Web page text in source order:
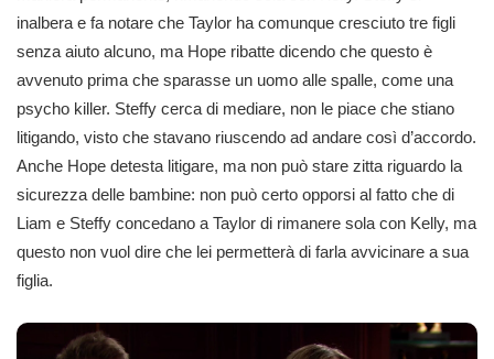
inalbera e fa notare che Taylor ha comunque cresciuto tre figli
senza aiuto alcuno, ma Hope ribatte dicendo che questo è
avvenuto prima che sparasse un uomo alle spalle, come una
psycho killer. Steffy cerca di mediare, non le piace che stiano
litigando, visto che stavano riuscendo ad andare così d’accordo.
Anche Hope detesta litigare, ma non può stare zitta riguardo la
sicurezza delle bambine: non può certo opporsi al fatto che di
Liam e Steffy concedano a Taylor di rimanere sola con Kelly, ma
questo non vuol dire che lei permetterà di farla avvicinare a sua
figlia.